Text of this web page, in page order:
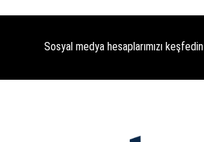
Sosyal medya hesaplarımızı keşfedin